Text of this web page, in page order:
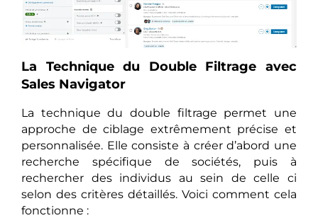
La Technique du Double Filtrage avec
Sales Navigator
La technique du double filtrage permet une
approche de ciblage extrêmement précise et
personnalisée. Elle consiste à créer d’abord une
recherche spécifique de sociétés, puis à
rechercher des individus au sein de celle ci
selon des critères détaillés. Voici comment cela
fonctionne :